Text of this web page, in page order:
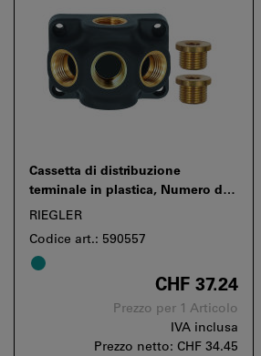
Cassetta di distribuzione
terminale in plastica, Numero di
raccordi di distribuzione: 3
RIEGLER
Codice art.: 590557
CHF 37.24
Prezzo per 1 Articolo
IVA inclusa
Prezzo netto:CHF 34.45